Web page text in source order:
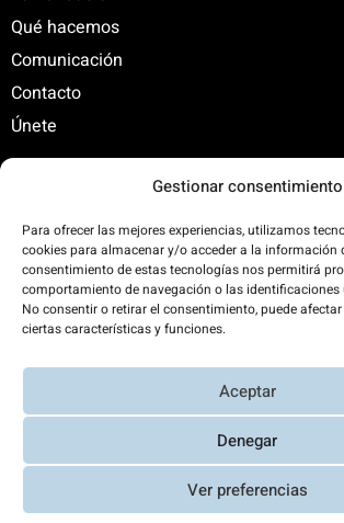
Gestionar consentimiento
Para ofrecer las mejores experiencias, utilizamos
cookies para almacenar y/o acceder a la información
consentimiento de estas tecnologías nos permitirá
comportamiento de navegación o las identificaciones
No consentir o retirar el consentimiento, puede
ciertas características y funciones.
Aceptar
Denegar
Ver preferencias
Qué hacemos
Comunicación
Contacto
Únete
+34 625 47 42 11
fundacion@fundacionrenovables.org
300%. Web 100% impulsada
Aviso Legal y Política de Privacidad